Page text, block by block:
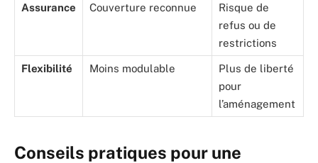
Assurance Couverture reconnue
Risque de
refus ou de
restrictions
Flexibilité Moins modulable
Plus de liberté
pour
l’aménagement
Conseils pratiques pour une